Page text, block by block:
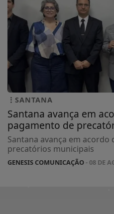
SANTANA
Santana avança em
pagamento de
Santana avança em
precatórios municipais
GENESIS COMUNICAÇÃO- 08 DE